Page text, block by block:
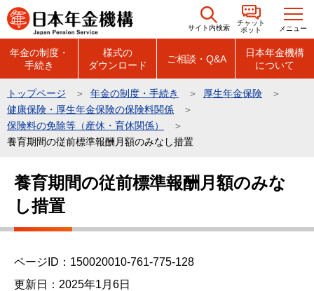
こ
の
の
先
頭
サイト内検索
チャット
ボット
メニュー
年金の制度・
手続き
様式の
ダウンロード
ご相談・Q&A
日本年金機構
について
トップページ 年金の制度・手続き
厚生年金保険
健康保険・厚生年金保険の保険料関係
保険料の免除等（産休・育休関係）
養育期間の従前標準報酬月額のみなし措置
養育期間の従前標準報酬月額のみな
し措置
ページID：150020010-761-775-128
更新日：2025年1月6日